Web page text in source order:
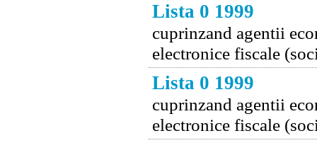
Lista 0 1999
cuprinzand agentii
electronice fiscale
Lista 0 1999
cuprinzand agentii
electronice fiscale